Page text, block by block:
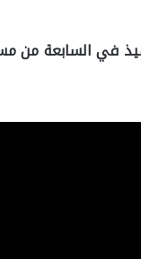
في السابعة من